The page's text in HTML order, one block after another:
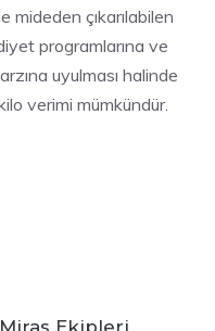
mideden çıkarılabilen
programlarına ve
uyulması halinde
verimi mümkündür.